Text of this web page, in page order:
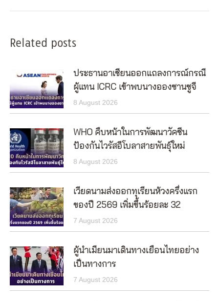
Related posts
ประธานอาเซียนออกแถลงการณ์กรณี
ผู้แทน ICRC เข้าพบนางอองซานซูจี
8 August 2026
WHO คืบหน้าในการพัฒนาวัคซีน
ป้องกันไวรัสอีโบลาสายพันธุ์ใหม่
8 August 2026
เวียดนามส่งออกทุเรียนห้วงครึ่งแรก
ของปี 2569 เพิ่มขึ้นร้อยละ 32
7 August 2026
ผู้นำเมียนมาเดินทางเยือนไทยอย่าง
เป็นทางการ
7 August 2026